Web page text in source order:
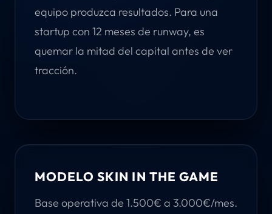
equipo produzca resultados. Para una
startup con 12 meses de runway, es
quemar la mitad del capital antes de ver
tracción.
MODELO SKIN IN THE GAME
Base operativa de 1.500€ a 3.000€/mes.